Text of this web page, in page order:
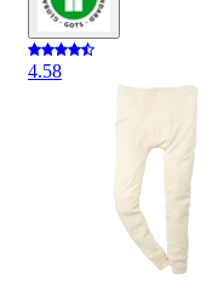
4.58